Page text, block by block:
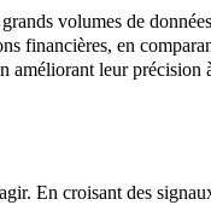
volumes de
financières, en
leur
En croisant des